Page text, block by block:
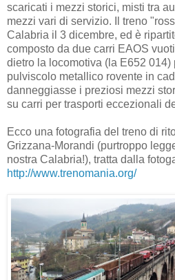
scaricati i mezzi storici, misti tra
mezzi vari di servizio. Il treno
Calabria il 3 dicembre, ed è
composto da due carri EAOS
dietro la locomotiva (la E652 014)
pulviscolo metallico rovente in
danneggiasse i preziosi mezzi
su carri per trasporti eccezionali
Ecco una fotografia del treno di
Grizzana-Morandi (purtroppo
nostra Calabria!), tratta dalla
http://www.trenomania.org/